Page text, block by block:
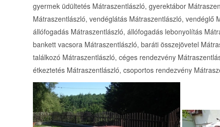
gyermek üdültetés Mátraszentlászló, gyerektábor
Mátraszentlászló, vendéglátás Mátraszentlászló, vendéglő
állófogadás Mátraszentlászló, állófogadás lebonyolítás
bankett vacsora Mátraszentlászló, baráti összejövetel
találkozó Mátraszentlászló, céges rendezvény
étkeztetés Mátraszentlászló, csoportos rendezvény